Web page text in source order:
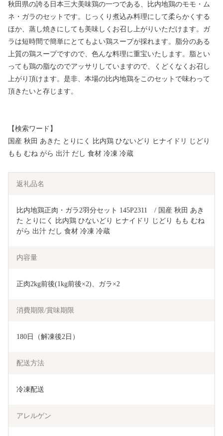
秋田県の誇る日本三大美味鶏の一つである、比内地鶏のモモ・ム
ネ・ガラのセットです。じっくり煮込み料理にして柔らかくする
ほか、蒸し焼きにしても美味しくお召し上がりいただけます。ガ
ラは短時間で簡単にとてもよい鶏スープが採れます。脂分のある
上質の鶏スープですので、色んな料理に重宝いたします。脂とい
っても鶏の脂なのでアッサリしていますので、くどくなくお召し
上がり頂けます。是非、本場の比内地鶏をこのセットで味わって
頂きたいと存じます。
【検索ワード】
国産 秋田 あきた とりにく 比内鶏 ひないどり ヒナイドリ じどり
もも むね がら 出汁 だし 食材 冷凍 冷蔵
返礼品名
比内地鶏正肉・ガラ2羽分セット 145P2311　/ 国産 秋田 あき
た とりにく 比内鶏 ひないどり ヒナイドリ じどり もも むね
がら 出汁 だし 食材 冷凍 冷蔵
内容量
正肉2kg前後(1kg前後×2)、ガラ×2
消費期限/賞味期限
180日（解凍後2日）
配送方法
冷凍配送
アレルゲン